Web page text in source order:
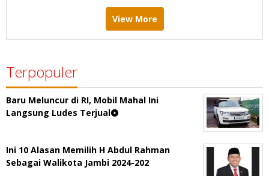
View More
Terpopuler
Baru Meluncur di RI, Mobil Mahal Ini
Langsung Ludes Terjual
Ini 10 Alasan Memilih H Abdul Rahman
Sebagai Walikota Jambi 2024-202